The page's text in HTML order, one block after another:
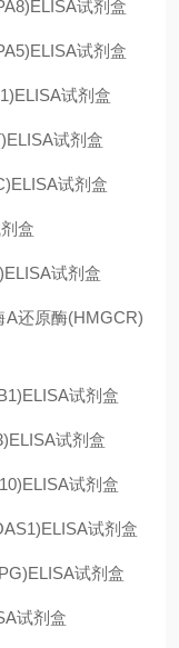
试剂盒
试剂盒
试剂盒
试剂盒
试剂盒
盒
试剂盒
A还原酶(HMGCR)
试剂盒
试剂盒
试剂盒
试剂盒
试剂盒
试剂盒